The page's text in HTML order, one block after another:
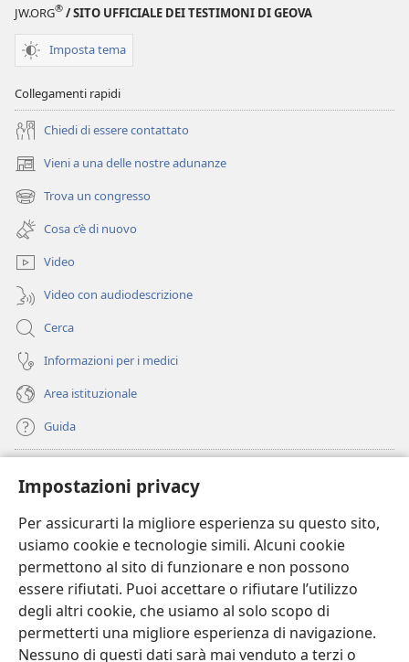
Impostazioni privacy
Per assicurarti la migliore esperienza su questo sito,
usiamo cookie e tecnologie simili. Alcuni cookie
permettono al sito di funzionare e non possono
essere rifiutati. Puoi accettare o rifiutare l’utilizzo
degli altri cookie, che usiamo al solo scopo di
permetterti una migliore esperienza di navigazione.
Nessuno di questi dati sarà mai venduto a terzi o
del
JW.ORG® / SITO UFFICIALE DEI TESTIMONI DI GEOVA
Imposta tema
Collegamenti rapidi
Chiedi di essere contattato
Vieni a una delle nostre adunanze
(apre
una
nuova
finestra)
Trova un congresso
(apre
una
nuova
finestra)
Cosa c’è di nuovo
Video
Video con audiodescrizione
Cerca
Informazioni per i medici
Area istituzionale
Guida
(apre
una
nuova
finestra)
BIBLIOTECA ONLINE Watchtower
(apre
una
nuova
finestra)
JW Hub
(apre
una
nuova
finestra)
JW Library
Watchtower Library®